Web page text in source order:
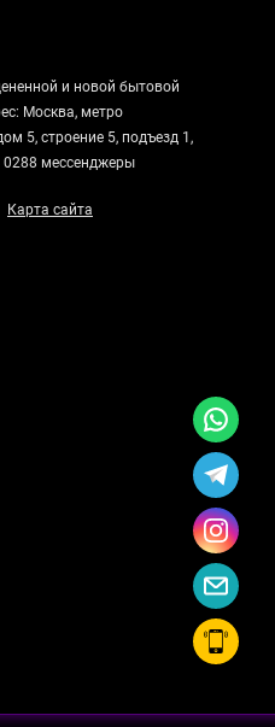
и новой бытовой
Москва, метро
5, строение 5, подъезд 1,
0288 мессенджеры
Карта сайта